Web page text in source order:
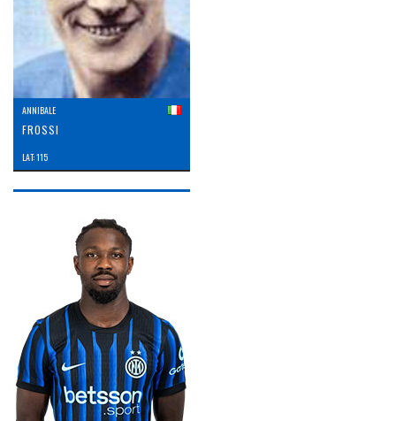
ANNIBALE
FROSSI
LAT: 115